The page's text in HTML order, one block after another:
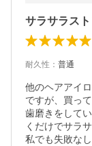
サラサラス
耐久性 ： 普通
他のヘアアイ
ですが、買っ
歯磨きをして
くだけでサラ
私でも失敗な